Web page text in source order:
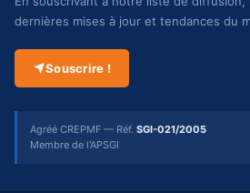
dernières mises à jour et tendances du
Souscrire !
Agréé CREPMF — Réf. SGI-021/2005
Membre de l'APSGI